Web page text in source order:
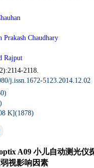
Prakash Chaudhary
Rajput
2118.
j.issn.1672-5123.2014.12.02
)
)
K](1878)
A09 小儿自动测光仪
视影响因素